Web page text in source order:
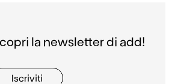
la newsletter di add!
Iscriviti